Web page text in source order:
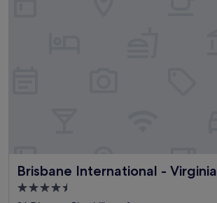
Brisbane International - Virginia
Brisbane International - Virginia
4.5-